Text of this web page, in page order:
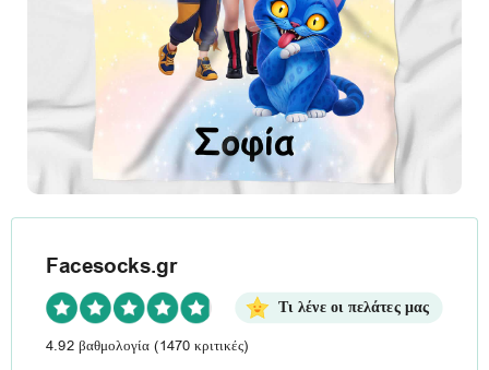
Facesocks.gr
Τι λένε οι πελάτες μας
4.92 βαθμολογία (1470 κριτικές)